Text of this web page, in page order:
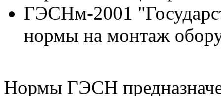
ГЭСНм-2001
нормы на монтаж
Нормы ГЭСН